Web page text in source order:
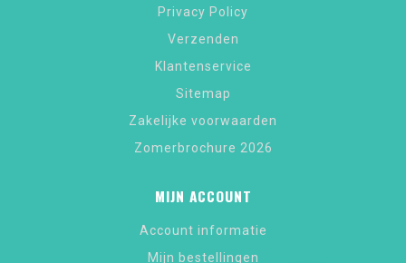
Privacy Policy
Verzenden
Klantenservice
Sitemap
Zakelijke voorwaarden
Zomerbrochure 2026
MIJN ACCOUNT
Account informatie
Mijn bestellingen